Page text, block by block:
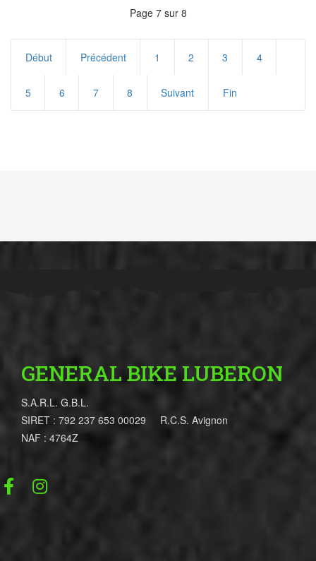
Page 7 sur 8
Début Précédent 1 2 3 4
5 6 7 8 Suivant Fin
GENERAL BIKE LUBERON
S.A.R.L. G.B.L.
SIRET : 792 237 653 00029 R.C.S. Avignon
NAF : 4764Z